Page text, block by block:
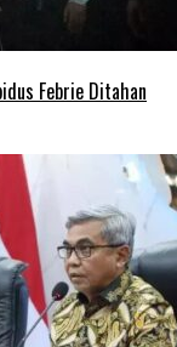
Febrie Ditahan